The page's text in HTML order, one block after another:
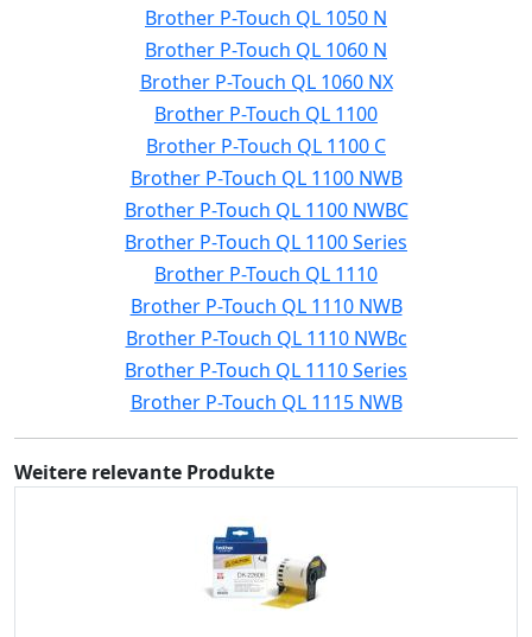
Brother P-Touch QL 1050 N
Brother P-Touch QL 1060 N
Brother P-Touch QL 1060 NX
Brother P-Touch QL 1100
Brother P-Touch QL 1100 C
Brother P-Touch QL 1100 NWB
Brother P-Touch QL 1100 NWBC
Brother P-Touch QL 1100 Series
Brother P-Touch QL 1110
Brother P-Touch QL 1110 NWB
Brother P-Touch QL 1110 NWBc
Brother P-Touch QL 1110 Series
Brother P-Touch QL 1115 NWB
Weitere relevante Produkte